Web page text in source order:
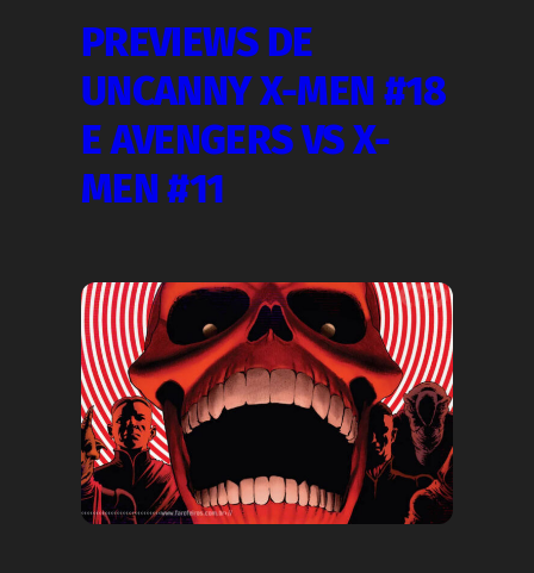
PREVIEWS DE
UNCANNY X-MEN #18
E AVENGERS VS X-
MEN #11